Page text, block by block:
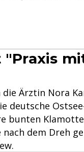
"Praxis
Ärztin Nora
deutsche
bunten
dem Dreh